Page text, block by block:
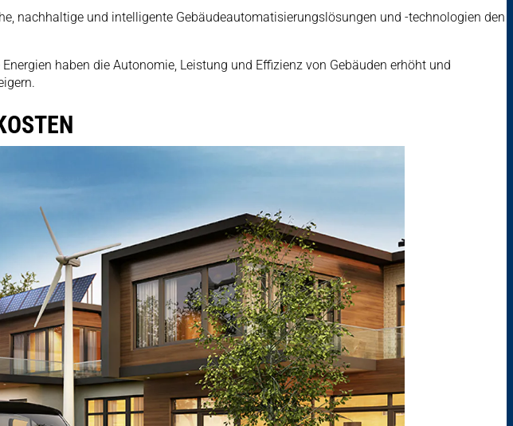
nachhaltige und intelligente Gebäudeautomatisierungslösungen und -technologien den
haben die Autonomie, Leistung und Effizienz von Gebäuden erhöht und